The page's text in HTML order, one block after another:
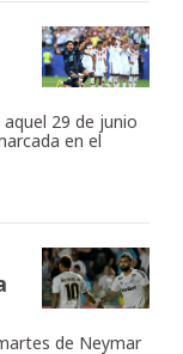
29 de junio
en el
de Neymar